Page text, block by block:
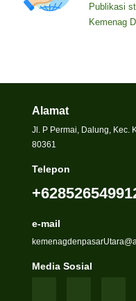
Publikasi
Kemenag
Alamat
Jl. P Permai, Dalung, Kec.
80361
Telepon
e-mail
Media Sosial